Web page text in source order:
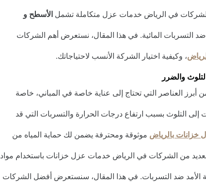
الشركات في الرياض خدمات عزل متكاملة تشمل الأسطح و
التسربات المائية. في هذا المقال، نستعرض أهم الشركات
، وكيفية اختيار الشركة الأنسب لاحتياجاتك.
والضرر
أبرز العناصر التي تحتاج إلى عناية خاصة في المباني، خاصة
إلى التلوث بسبب ارتفاع درجات الحرارة والتسربات التي قد
بالرياض موثوقة ومحترفة يضمن لك حماية المياه من
من الشركات في الرياض خدمات عزل خزانات باستخدام مواد
الأمد ضد التسربات. في هذا المقال، سنستعرض أفضل الشركات